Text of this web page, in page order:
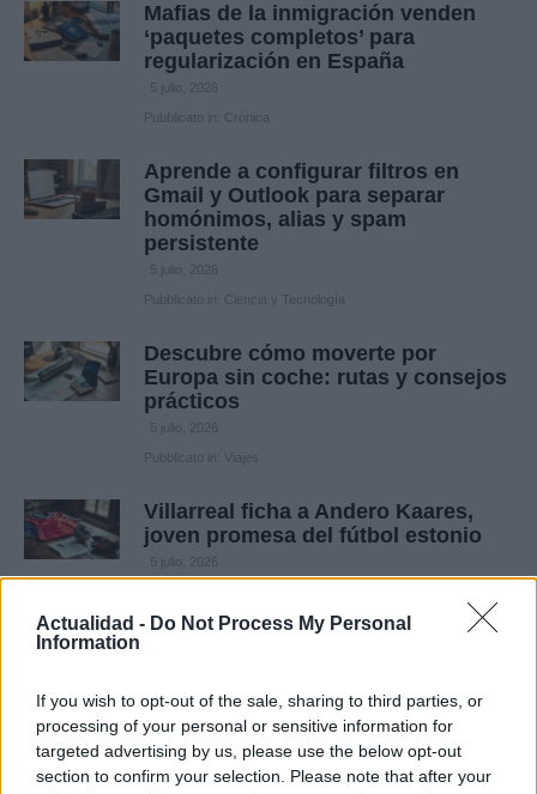
Actualidad - Do Not Process My Personal
Information
If you wish to opt-out of the sale, sharing to third parties, or
processing of your personal or sensitive information for
targeted advertising by us, please use the below opt-out
section to confirm your selection. Please note that after your
Mafias de la inmigración venden
‘paquetes completos’ para
regularización en España
5 julio, 2026
Pubblicato in: Crónica
Aprende a configurar filtros en
Gmail y Outlook para separar
homónimos, alias y spam
persistente
5 julio, 2026
Pubblicato in: Ciencia y Tecnología
Descubre cómo moverte por
Europa sin coche: rutas y consejos
prácticos
5 julio, 2026
Pubblicato in: Viajes
Villarreal ficha a Andero Kaares,
joven promesa del fútbol estonio
5 julio, 2026
5 julio, 2026
Pubblicato in:Deportes
Reconocimiento a Marjal en Festa